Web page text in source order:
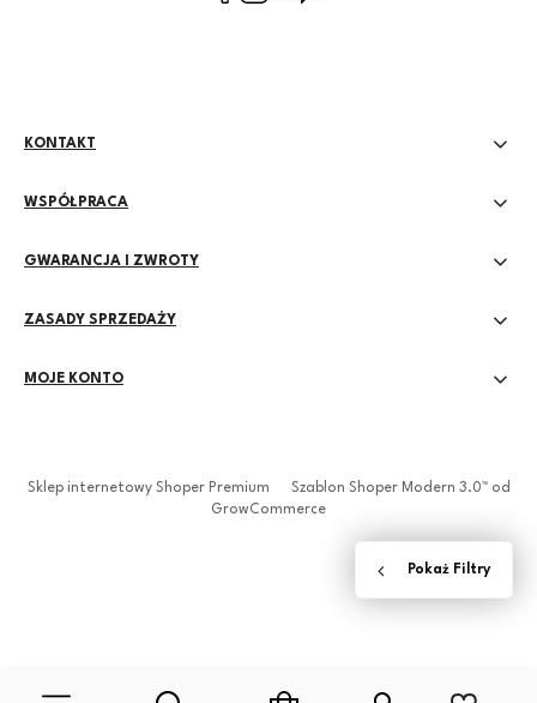
KONTAKT
WSPÓŁPRACA
GWARANCJA I ZWROTY
ZASADY SPRZEDAŻY
MOJE KONTO
Sklep internetowy Shoper Premium Szablon Shoper Modern 3.0™ od
GrowCommerce